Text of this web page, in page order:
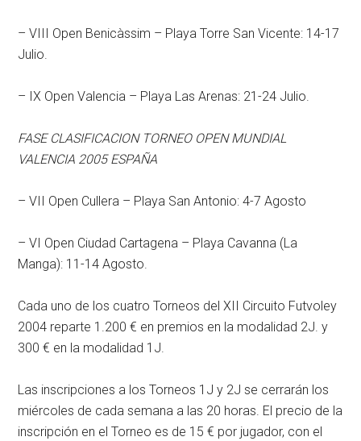
– VIII Open Benicàssim – Playa Torre San Vicente: 14-17
Julio.
– IX Open Valencia – Playa Las Arenas: 21-24 Julio.
FASE CLASIFICACION TORNEO OPEN MUNDIAL
VALENCIA 2005 ESPAÑA
– VII Open Cullera – Playa San Antonio: 4-7 Agosto
– VI Open Ciudad Cartagena – Playa Cavanna (La
Manga): 11-14 Agosto.
Cada uno de los cuatro Torneos del XII Circuito Futvoley
2004 reparte 1.200 € en premios en la modalidad 2J. y
300 € en la modalidad 1J.
Las inscripciones a los Torneos 1J y 2J se cerrarán los
miércoles de cada semana a las 20 horas. El precio de la
inscripción en el Torneo es de 15 € por jugador, con el